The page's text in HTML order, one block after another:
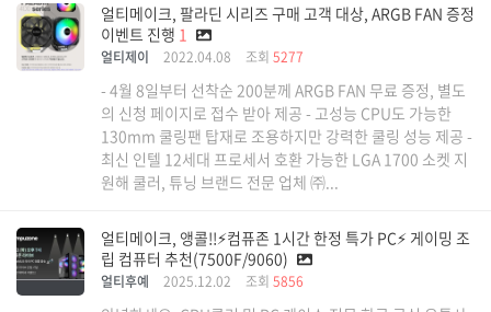
얼티메이크, 팔라딘 시리즈 구매 고객 대상, ARGB FAN 증정
이벤트 진행 1
얼티제이 2022.04.08 조회 5277
- 4월 8일부터 선착순 200분께 ARGB FAN 무료 증정, 별도
의 신청 페이지로 접수 받아 제공 - 고성능 CPU도 가능한
130mm 쿨링팬 탑재로 조용하지만 강력한 쿨링 성능 제공 -
최신 인텔 12세대 프로세서 호환 가능한 LGA 1700 소켓 지
원해 쿨러, 튜닝 브랜드 전문 업체 ㈜...
얼티메이크, 앵콜!!⚡컴퓨존 1시간 한정 특가 PC⚡ 게이밍 조
립 컴퓨터 추천(7500F/9060)
얼티후예 2025.12.02 조회 5856